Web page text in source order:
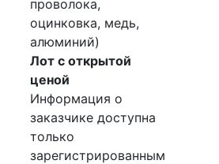
проволока,
оцинковка, медь,
алюминий)
Лот с открытой
ценой
Информация о
заказчике доступна
только
зарегистрированным